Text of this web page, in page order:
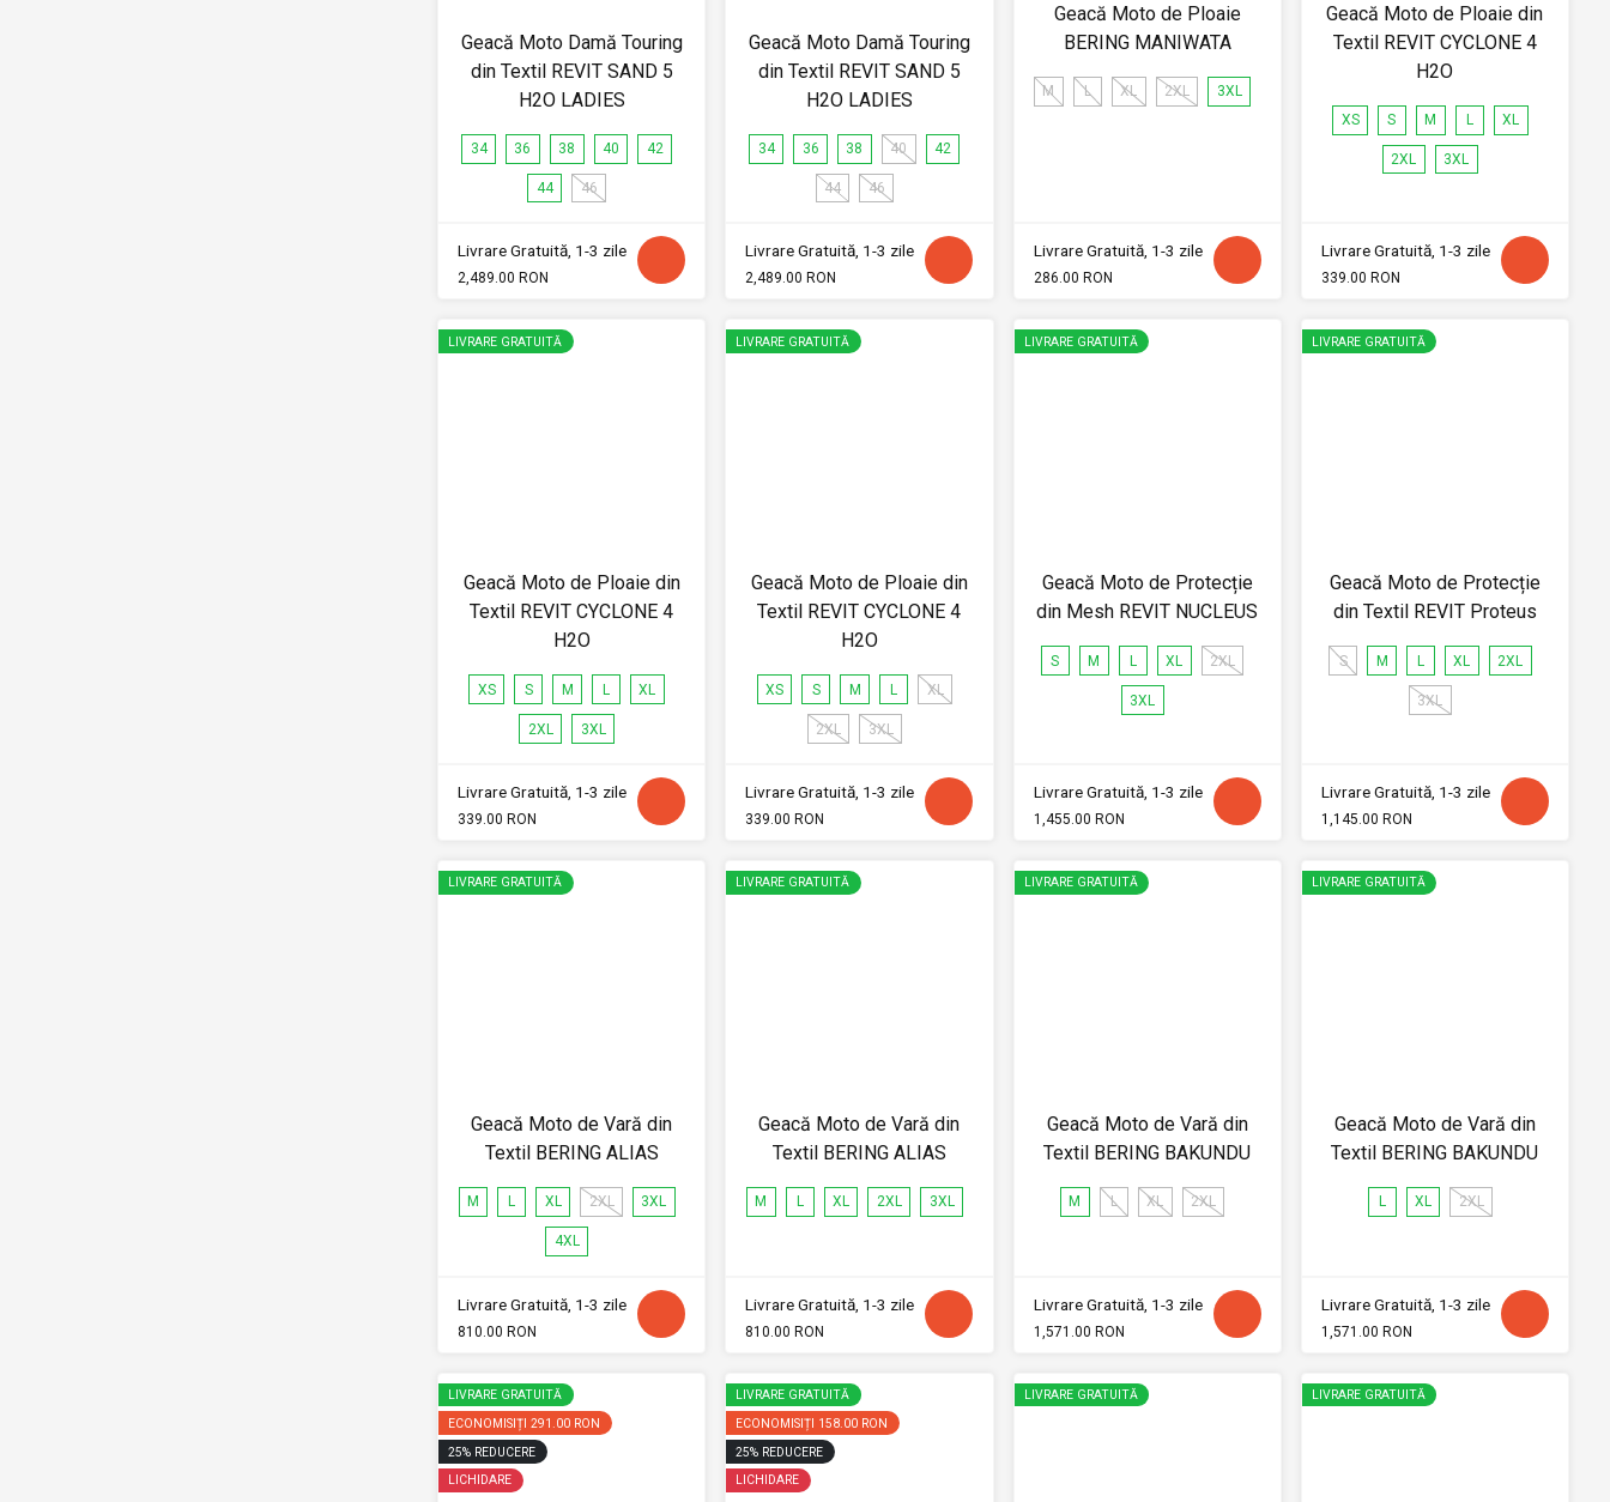
Geacă Moto Damă Touring
din Textil REVIT SAND 5
H2O LADIES
34 36 38 40 42
44 46
Livrare Gratuită, 1-3 zile
2,489.00 RON
Geacă Moto Damă Touring
din Textil REVIT SAND 5
H2O LADIES
34 36 38 40 42
44 46
Livrare Gratuită, 1-3 zile
2,489.00 RON
Geacă Moto de Ploaie
BERING MANIWATA
M L XL 2XL 3XL
Livrare Gratuită, 1-3 zile
286.00 RON
Geacă Moto de Ploaie din
Textil REVIT CYCLONE 4
H2O
XS S M L XL
2XL 3XL
Livrare Gratuită, 1-3 zile
339.00 RON
LIVRARE GRATUITĂ
Geacă Moto de Ploaie din
Textil REVIT CYCLONE 4
H2O
XS S M L XL
2XL 3XL
Livrare Gratuită, 1-3 zile
339.00 RON
LIVRARE GRATUITĂ
Geacă Moto de Ploaie din
Textil REVIT CYCLONE 4
H2O
XS S M L XL
2XL 3XL
Livrare Gratuită, 1-3 zile
339.00 RON
LIVRARE GRATUITĂ
Geacă Moto de Protecție
din Mesh REVIT NUCLEUS
S M L XL 2XL
3XL
Livrare Gratuită, 1-3 zile
1,455.00 RON
LIVRARE GRATUITĂ
Geacă Moto de Protecție
din Textil REVIT Proteus
S M L XL 2XL
3XL
Livrare Gratuită, 1-3 zile
1,145.00 RON
LIVRARE GRATUITĂ
Geacă Moto de Vară din
Textil BERING ALIAS
M L XL 2XL 3XL
4XL
Livrare Gratuită, 1-3 zile
810.00 RON
LIVRARE GRATUITĂ
Geacă Moto de Vară din
Textil BERING ALIAS
M L XL 2XL 3XL
Livrare Gratuită, 1-3 zile
810.00 RON
LIVRARE GRATUITĂ
Geacă Moto de Vară din
Textil BERING BAKUNDU
M L XL 2XL
Livrare Gratuită, 1-3 zile
1,571.00 RON
LIVRARE GRATUITĂ
Geacă Moto de Vară din
Textil BERING BAKUNDU
L XL 2XL
Livrare Gratuită, 1-3 zile
1,571.00 RON
LIVRARE GRATUITĂ
ECONOMISIȚI 291.00 RON
25% REDUCERE
LICHIDARE
LIVRARE GRATUITĂ
ECONOMISIȚI 158.00 RON
25% REDUCERE
LICHIDARE
LIVRARE GRATUITĂ LIVRARE GRATUITĂ